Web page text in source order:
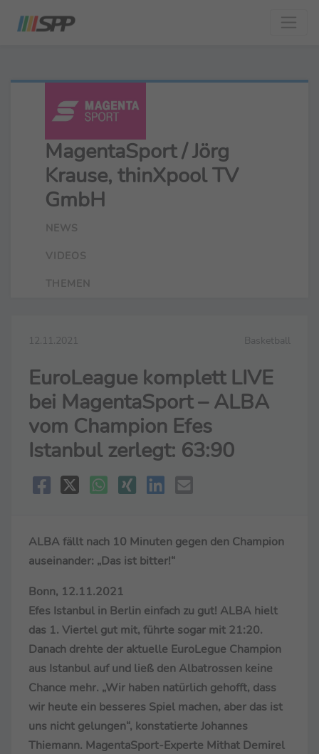
MagentaSport / Jörg
Krause, thinXpool TV
GmbH
NEWS
VIDEOS
THEMEN
12.11.2021 Basketball
EuroLeague komplett LIVE
bei MagentaSport – ALBA
vom Champion Efes
Istanbul zerlegt: 63:90
ALBA fällt nach 10 Minuten gegen den Champion
auseinander: „Das ist bitter!“
Bonn, 12.11.2021
Efes Istanbul in Berlin einfach zu gut! ALBA hielt
das 1. Viertel gut mit, führte sogar mit 21:20.
Danach drehte der aktuelle EuroLegue Champion
aus Istanbul auf und ließ den Albatrossen keine
Chance mehr. „Wir haben natürlich gehofft, dass
wir heute ein besseres Spiel machen, aber das ist
uns nicht gelungen“, konstatierte Johannes
Thiemann. MagentaSport-Experte Mithat Demirel